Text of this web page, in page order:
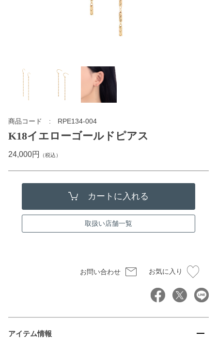
商品コード RPE134-004
K18イエローゴールドピアス
24,000円 （税込）
取扱い店舗一覧
お問い合わせ お気に入り
アイテム情報